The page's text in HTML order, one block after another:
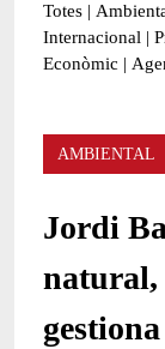
Totes |
Internacional |
Econòmic |
Àmbit de la
AMBIENTAL
Jordi
natural,